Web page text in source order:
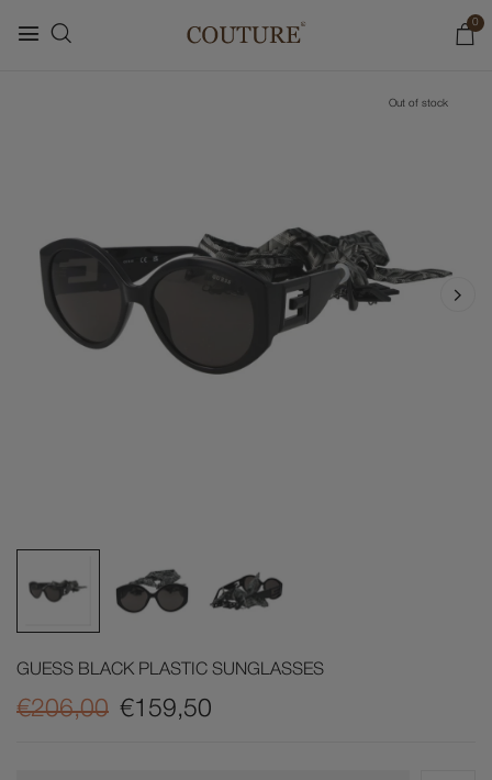
0
Out of stock
GUESS BLACK PLASTIC SUNGLASSES
€206,00 €159,50